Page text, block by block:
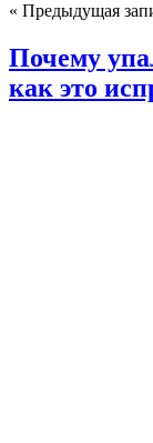
« Предыдущая
Почему
как это